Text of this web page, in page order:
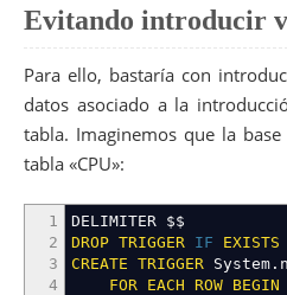
Evitando introducir
Para ello, bastaría con
datos asociado a la
tabla. Imaginemos que la
tabla «CPU»:
1
2
3
4
DELIMITER $$
DROP TRIGGER IF EXISTS
CREATE TRIGGER
FOR EACH ROW BEGIN